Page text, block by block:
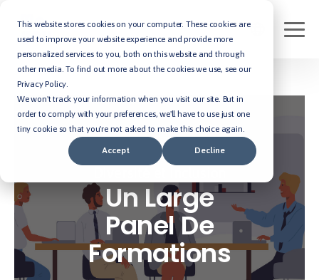
This website stores cookies on your computer. These cookies are
used to improve your website experience and provide more
personalized services to you, both on this website and through
other media. To find out more about the cookies we use, see our
Privacy Policy.
We won't track your information when you visit our site. But in
order to comply with your preferences, we'll have to use just one
tiny cookie so that you're not asked to make this choice again.
Accept Decline
Un Large
Panel De
Formations